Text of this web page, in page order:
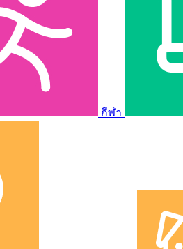
กีฬา